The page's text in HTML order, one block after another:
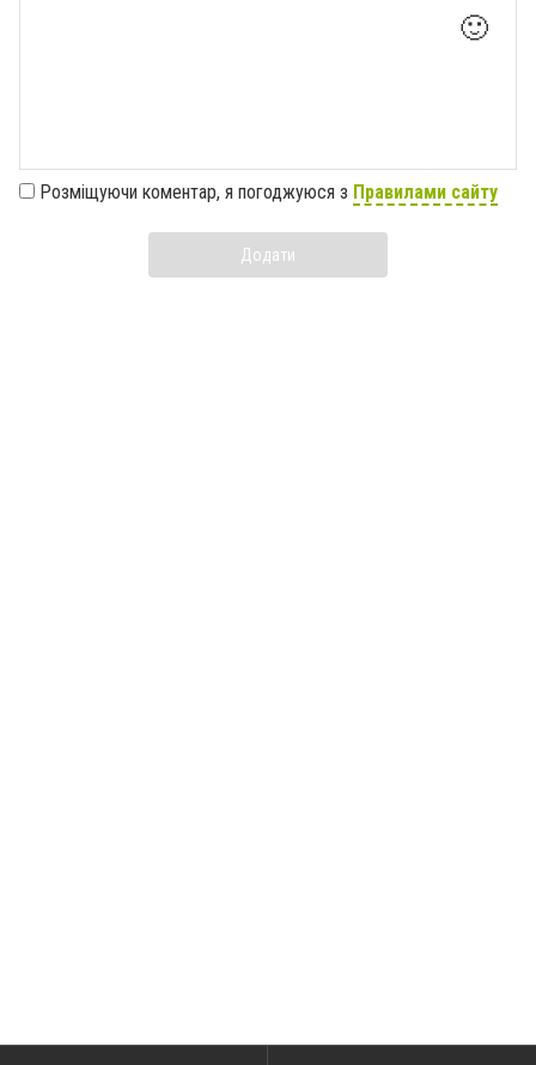
🙂
Розміщуючи коментар, я погоджуюся з Правилами сайту
Додати